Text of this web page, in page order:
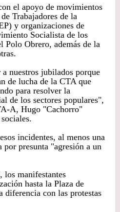
el apoyo de movimientos
Trabajadores de la
y organizaciones de
Socialista de los
Polo Obrero, además de la
nuestros jubilados porque
de lucha de la CTA que
para resolver la
de los sectores populares",
A, Hugo "Cachorro"
incidentes, al menos una
por presunta "agresión a un
los manifestantes
hasta la Plaza de
diferencia con las protestas